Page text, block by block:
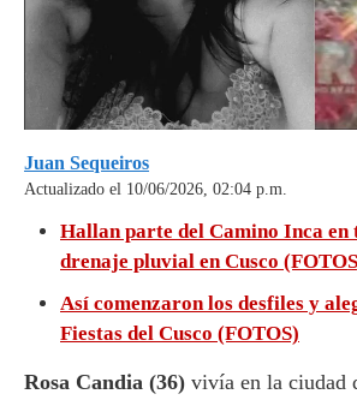
Juan Sequeiros
Actualizado el 10/06/2026, 02:04 p.m.
Hallan parte del Camino Inca en
drenaje pluvial en Cusco
Así comenzaron los desfiles y
Fiestas del Cusco (FOTOS)
Rosa Candia (36) vivía en la ciudad